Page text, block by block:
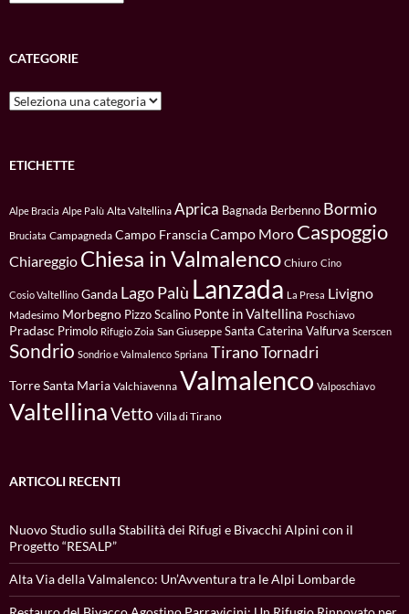
CATEGORIE
Categorie
ETICHETTE
Alpe Bracia Alpe Palù Alta Valtellina Aprica Bagnada Berbenno Bormio
Bruciata Campagneda Campo FransciaCampo Moro Caspoggio
Chiareggio Chiesa in Valmalenco Chiuro Cino
Cosio Valtellino Ganda Lago Palù Lanzada La Presa Livigno
Madesimo Morbegno Pizzo Scalino Ponte in Valtellina Poschiavo
Pradasc Primolo Rifugio Zoia San Giuseppe Santa Caterina Valfurva Scerscen
Sondrio Sondrio e Valmalenco Spriana TiranoTornadri
Torre Santa Maria Valchiavenna Valmalenco Valposchiavo
ValtellinaVetto Villa di Tirano
ARTICOLI RECENTI
Nuovo Studio sulla Stabilità dei Rifugi e Bivacchi Alpini con il
Progetto “RESALP”
Alta Via della Valmalenco: Un’Avventura tra le Alpi Lombarde